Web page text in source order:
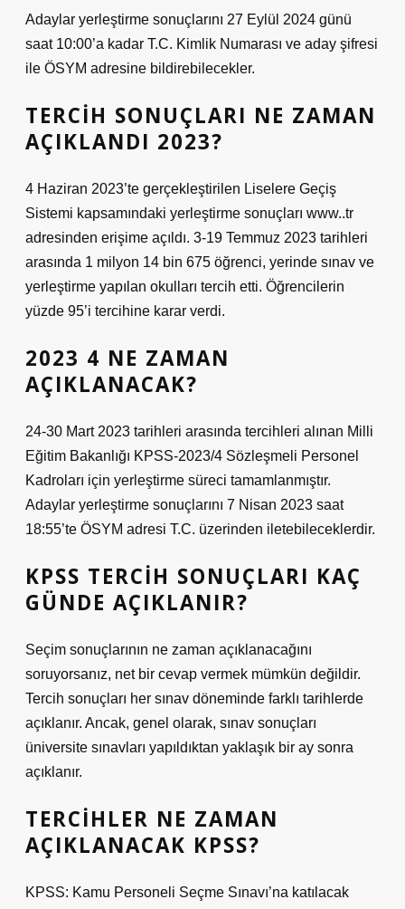
Adaylar yerleştirme sonuçlarını 27 Eylül 2024 günü
saat 10:00’a kadar T.C. Kimlik Numarası ve aday şifresi
ile ÖSYM adresine bildirebilecekler.
TERCIH SONUÇLARI NE ZAMAN
AÇIKLANDI 2023?
4 Haziran 2023’te gerçekleştirilen Liselere Geçiş
Sistemi kapsamındaki yerleştirme sonuçları www..tr
adresinden erişime açıldı. 3-19 Temmuz 2023 tarihleri ​​
arasında 1 milyon 14 bin 675 öğrenci, yerinde sınav ve
yerleştirme yapılan okulları tercih etti. Öğrencilerin
yüzde 95’i tercihine karar verdi.
2023 4 NE ZAMAN
AÇIKLANACAK?
24-30 Mart 2023 tarihleri ​​arasında tercihleri ​​alınan Milli
Eğitim Bakanlığı KPSS-2023/4 Sözleşmeli Personel
Kadroları için yerleştirme süreci tamamlanmıştır.
Adaylar yerleştirme sonuçlarını 7 Nisan 2023 saat
18:55’te ÖSYM adresi T.C. üzerinden iletebileceklerdir.
KPSS TERCIH SONUÇLARI KAÇ
GÜNDE AÇIKLANIR?
Seçim sonuçlarının ne zaman açıklanacağını
soruyorsanız, net bir cevap vermek mümkün değildir.
Tercih sonuçları her sınav döneminde farklı tarihlerde
açıklanır. Ancak, genel olarak, sınav sonuçları
üniversite sınavları yapıldıktan yaklaşık bir ay sonra
açıklanır.
TERCIHLER NE ZAMAN
AÇIKLANACAK KPSS?
KPSS: Kamu Personeli Seçme Sınavı’na katılacak